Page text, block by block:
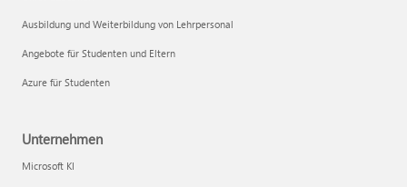
Ausbildung und Weiterbildung von Lehrpersonal
Angebote für Studenten und Eltern
Azure für Studenten
Unternehmen
Microsoft KI